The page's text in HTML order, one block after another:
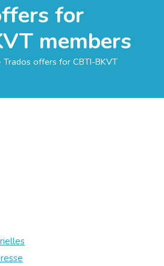
for
members
Trados offers for CBTI-BKVT